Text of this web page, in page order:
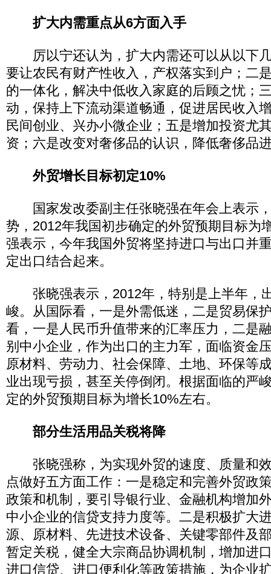
扩大内需重点从6方面入手
厉以宁还认为，扩大内需还可以从以下
要让农民有财产性收入，产权落实到户；二
的一体化，解决中低收入家庭的后顾之忧；
动，保持上下流动渠道畅通，促进居民收入
民间创业、兴办小微企业；五是增加投资尤
资；六是改变对奢侈品的认识，降低奢侈品
外贸增长目标初定10%
国家发改委副主任张晓强在年会上表示
势，2012年我国初步确定的外贸预期目标为
强表示，今年我国外贸将坚持进口与出口并
定出口结合起来。
张晓强表示，2012年，特别是上半年，
峻。从国际看，一是外需低迷，二是贸易保
看，一是人民币升值带来的汇率压力，二是
别中小企业，作为出口的主力军，面临资金
原材料、劳动力、社会保障、土地、环保等
业出现亏损，甚至关停倒闭。根据面临的严
定的外贸预期目标为增长10%左右。
部分生活用品关税将降
张晓强称，为实现外贸的速度、质量和
点做好五方面工作：一是稳定和完善外贸政
政策和机制，要引导银行业、金融机构增加
中小企业的信贷支持力度等。二是积极扩大
源、原材料、先进技术设备、关键零部件及
暂定关税，健全大宗商品协调机制，增加进
进口信贷、进口便利化等政策措施，为企业